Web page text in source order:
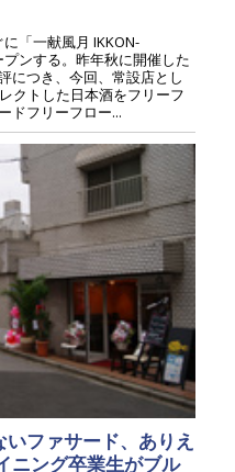
「一献風月 IKKON-
プンする。昨年秋に開催した
につき、今回、常設店とし
クトした日本酒をフリーフ
ドフリーフロー...
ファサード、ありえ
ニング卒業生がブル